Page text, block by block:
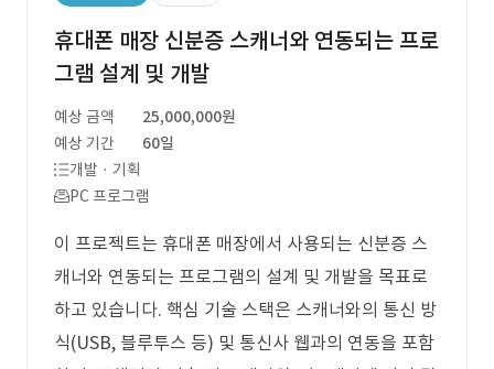
휴대폰 매장 신분증 스캐너와 연동되는 프로
그램 설계 및 개발
예상 금액
25,000,000원
예상 기간
60일
개발 · 기획
PC 프로그램
이 프로젝트는 휴대폰 매장에서 사용되는 신분증 스
캐너와 연동되는 프로그램의 설계 및 개발을 목표로
하고 있습니다. 핵심 기술 스택은 스캐너와의 통신 방
식(USB, 블루투스 등) 및 통신사 웹과의 연동을 포함